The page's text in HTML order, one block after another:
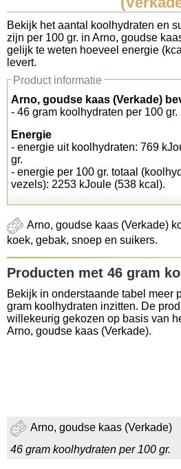
Koolhydraten tellen
Links
Bekijk het aantal koolhydraten en
zijn per 100 gr. in Arno, goudse
gelijk te weten hoeveel energie
levert.
Product informatie
Arno, goudse kaas (Verkade)
- 46 gram koolhydraten per 100 gr.
Energie
- energie uit koolhydraten: 769
gr.
- energie per 100 gr. totaal
vezels): 2253 kJoule (538 kcal).
Arno, goudse kaas (Verkade)
koek, gebak, snoep en suikers.
Producten met 46 gram
Bekijk in onderstaande tabel meer
gram koolhydraten inzitten. De
willekeurig gekozen op basis van
Arno, goudse kaas (Verkade).
Arno, goudse kaas (Verkade)
46 gram koolhydraten per 100 gr.